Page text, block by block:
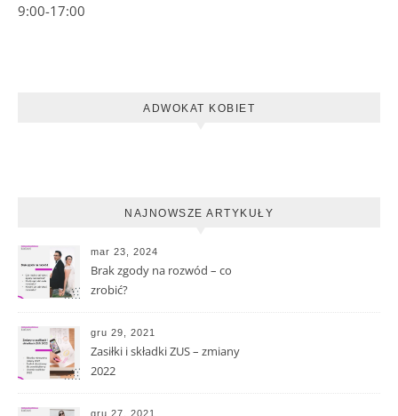
9:00-17:00
ADWOKAT KOBIET
NAJNOWSZE ARTYKUŁY
mar 23, 2024
Brak zgody na rozwód – co
zrobić?
gru 29, 2021
Zasiłki i składki ZUS – zmiany
2022
gru 27, 2021